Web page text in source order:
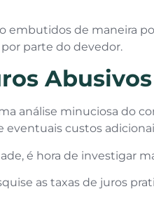
embutidos de maneira
parte do devedor.
Abusivos
análise minuciosa do
eventuais custos
é hora de investigar
as taxas de juros